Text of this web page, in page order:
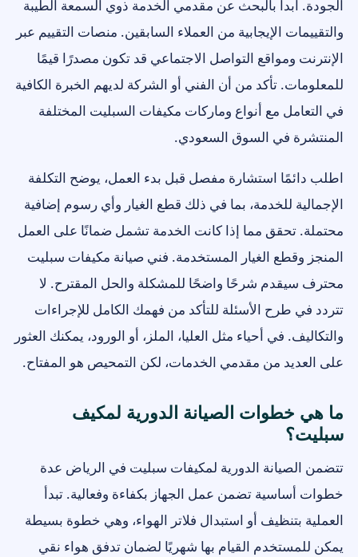
الجودة. ابدأ بالبحث عن مقدمي الخدمة ذوي السمعة الطيبة
والتقييمات الإيجابية من العملاء السابقين. منصات التقييم عبر
الإنترنت ومواقع التواصل الاجتماعي قد تكون مصدرًا قيمًا
للمعلومات. تأكد من أن الفني أو الشركة لديهم الخبرة الكافية
في التعامل مع أنواع وماركات مكيفات السبليت المختلفة
المنتشرة في السوق السعودي.
اطلب دائمًا استشارة مفصل قبل بدء العمل، يوضح التكلفة
الإجمالية للخدمة، بما في ذلك قطع الغيار وأي رسوم إضافية
محتملة. تحقق مما إذا كانت الخدمة تشمل ضمانًا على العمل
المنجز وقطع الغيار المستخدمة. فني صيانة مكيفات سبليت
محترف سيقدم شرحًا واضحًا للمشكلة والحل المقترح. لا
تتردد في طرح الأسئلة للتأكد من فهمك الكامل للإجراءات
والتكاليف. في أحياء مثل العليا، الملز، أو الورود، يمكنك العثور
على العديد من مقدمي الخدمات، لكن التمحيص هو المفتاح.
ما هي خطوات الصيانة الدورية لمكيف
سبليت؟
تتضمن الصيانة الدورية لمكيفات سبليت في الرياض عدة
خطوات أساسية تضمن عمل الجهاز بكفاءة وفعالية. تبدأ
العملية بتنظيف أو استبدال فلاتر الهواء، وهي خطوة بسيطة
يمكن للمستخدم القيام بها شهريًا لضمان تدفق هواء نقي